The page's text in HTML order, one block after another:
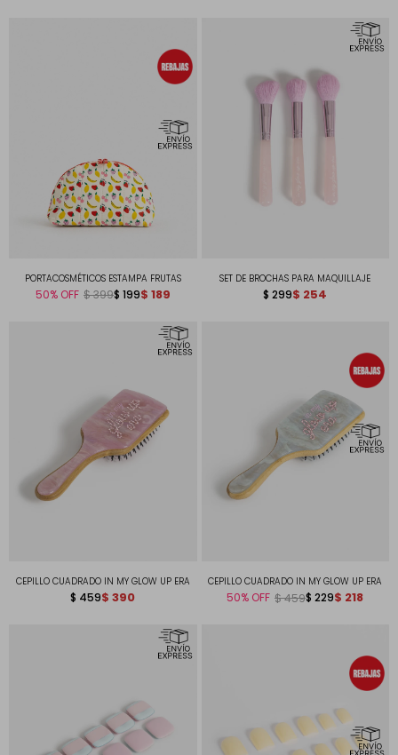
PORTACOSMÉTICOS ESTAMPA FRUTAS
50 $ 199
$399 $ 189
SET DE BROCHAS PARA MAQUILLAJE
$ 299$ 254
CEPILLO CUADRADO IN MY GLOW UP ERA
$ 459$ 390
CEPILLO CUADRADO IN MY GLOW UP ERA
50 $ 229
$459 $ 218